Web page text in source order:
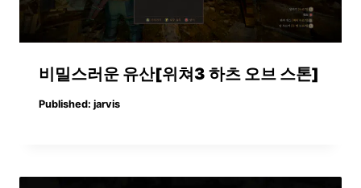
비밀스러운 유산[위쳐3 하츠 오브 스톤]
Published: jarvis